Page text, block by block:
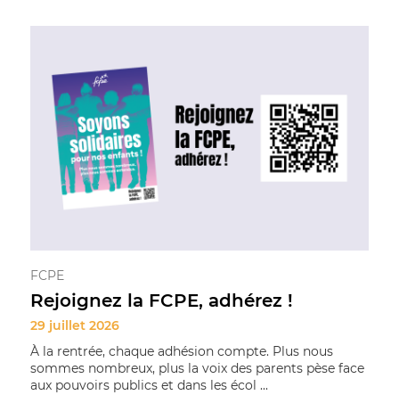
FCPE
Rejoignez la FCPE, adhérez !
29 juillet 2026
À la rentrée, chaque adhésion compte. Plus nous
sommes nombreux, plus la voix des parents pèse face
aux pouvoirs publics et dans les écol ...